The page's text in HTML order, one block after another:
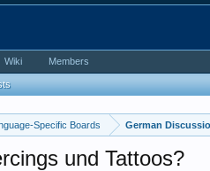
Specific Boards German
und Tattoos?
Wiki Members